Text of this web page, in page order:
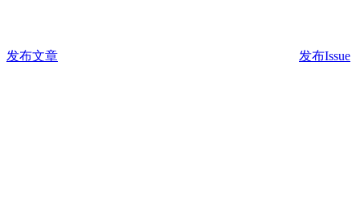
发布文章 发布Issue